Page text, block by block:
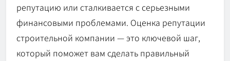
репутацию или сталкивается с серьезными
финансовыми проблемами. Оценка репутации
строительной компании — это ключевой шаг,
который поможет вам сделать правильный